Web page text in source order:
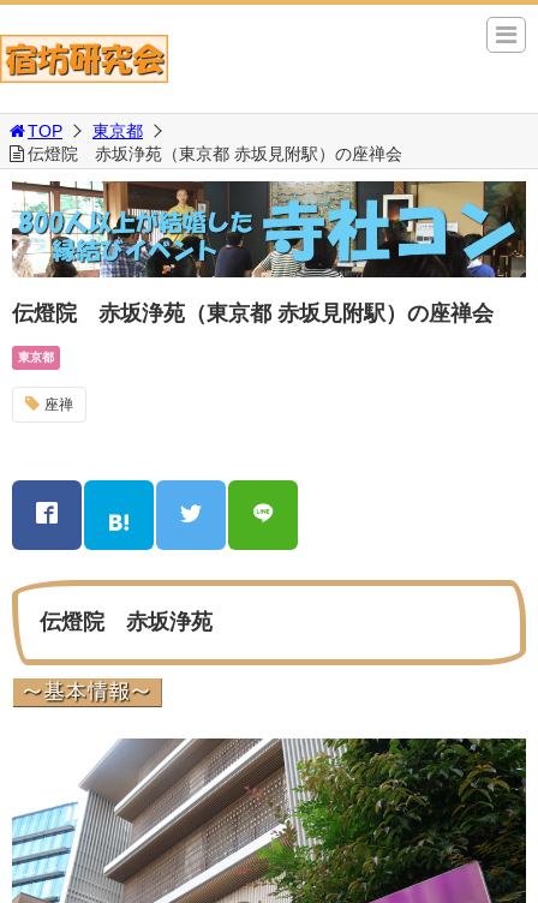
TOP
東京都
伝燈院 赤坂浄苑（東京都 赤坂見附駅）の座禅会
伝燈院 赤坂浄苑（東京都 赤坂見附駅）の座禅会
東京都
座禅
伝燈院 赤坂浄苑